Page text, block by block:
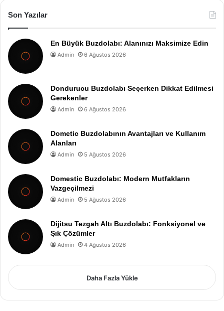
Son Yazılar
En Büyük Buzdolabı: Alanınızı Maksimize Edin
Admin 6 Ağustos 2026
Dondurucu Buzdolabı Seçerken Dikkat Edilmesi
Gerekenler
Admin 6 Ağustos 2026
Dometic Buzdolabının Avantajları ve Kullanım
Alanları
Admin 5 Ağustos 2026
Domestic Buzdolabı: Modern Mutfakların
Vazgeçilmezi
Admin 5 Ağustos 2026
Dijitsu Tezgah Altı Buzdolabı: Fonksiyonel ve
Şık Çözümler
Admin 4 Ağustos 2026
Daha Fazla Yükle